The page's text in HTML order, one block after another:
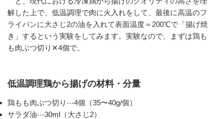
解した上で、低温調理で肉に火入れをして、最後に高温のフ
ライパンに大さじ2の油を入れて表面温度＝200℃で「揚げ焼
き」するという実験をしてみます。実験なので、まずは鶏も
も肉ぶつ切り✕4個で。
低温調理鶏から揚げの材料・分量
鶏もも肉ぶつ切り⋯4個（35〜40g/個）
サラダ油⋯30ml（大さじ2）